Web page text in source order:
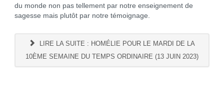
du monde non pas tellement par notre enseignement de
sagesse mais plutôt par notre témoignage.
LIRE LA SUITE : HOMÉLIE POUR LE MARDI DE LA
10ÈME SEMAINE DU TEMPS ORDINAIRE (13 JUIN 2023)